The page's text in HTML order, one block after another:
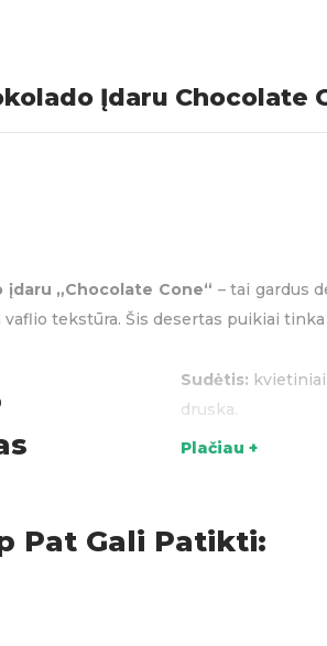
Įdaru Chocolate
įdaru „Chocolate Cone“ – tai gardus
vaflio tekstūra. Šis desertas puikiai
Sudėtis:
druska.
KATEGORIJOS:
Plačiau +
Pat Gali Patikti: